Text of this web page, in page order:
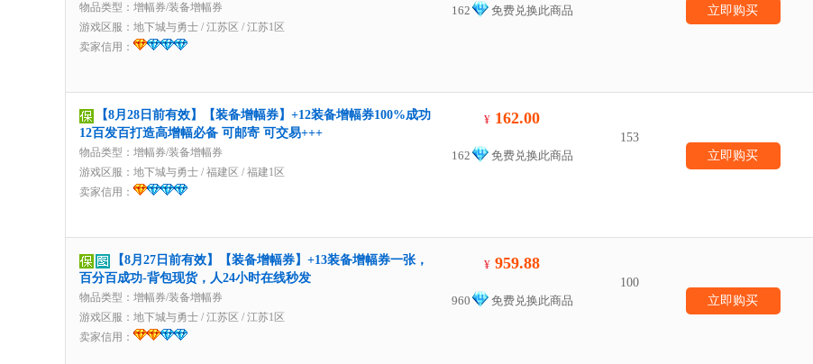
物品类型：增幅券/装备增幅券
游戏区服： 地下城与勇士 / 江苏区 / 江苏1区
卖家信用：
162 免费兑换此商品
立即购买
【8月28日前有效】【装备增幅券】+12装备增幅券100%成功
12百发百打造高增幅必备 可邮寄 可交易+++
物品类型：增幅券/装备增幅券
游戏区服： 地下城与勇士 / 福建区 / 福建1区
卖家信用：
¥ 162.00
162 免费兑换此商品
153
立即购买
【8月27日前有效】【装备增幅券】+13装备增幅券一张，
百分百成功-背包现货，人24小时在线秒发
物品类型：增幅券/装备增幅券
游戏区服： 地下城与勇士 / 江苏区 / 江苏1区
卖家信用：
¥ 959.88
960 免费兑换此商品
100
立即购买